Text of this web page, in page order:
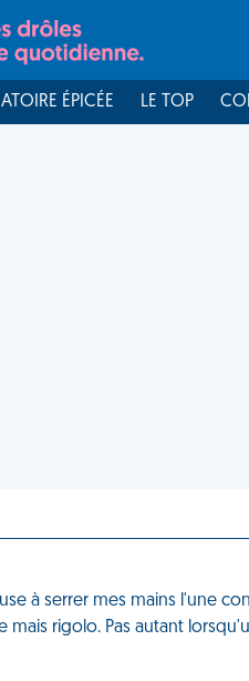
ÉPICÉE LE TOP
à serrer mes mains l'une
mais rigolo. Pas autant